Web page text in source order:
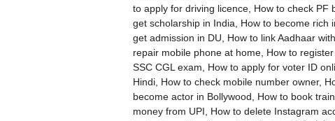
to apply for driving licence, How to check
get scholarship in India, How to become
get admission in DU, How to link Aadhaar
repair mobile phone at home, How to
SSC CGL exam, How to apply for voter ID
Hindi, How to check mobile number owner,
become actor in Bollywood, How to book
money from UPI, How to delete Instagram